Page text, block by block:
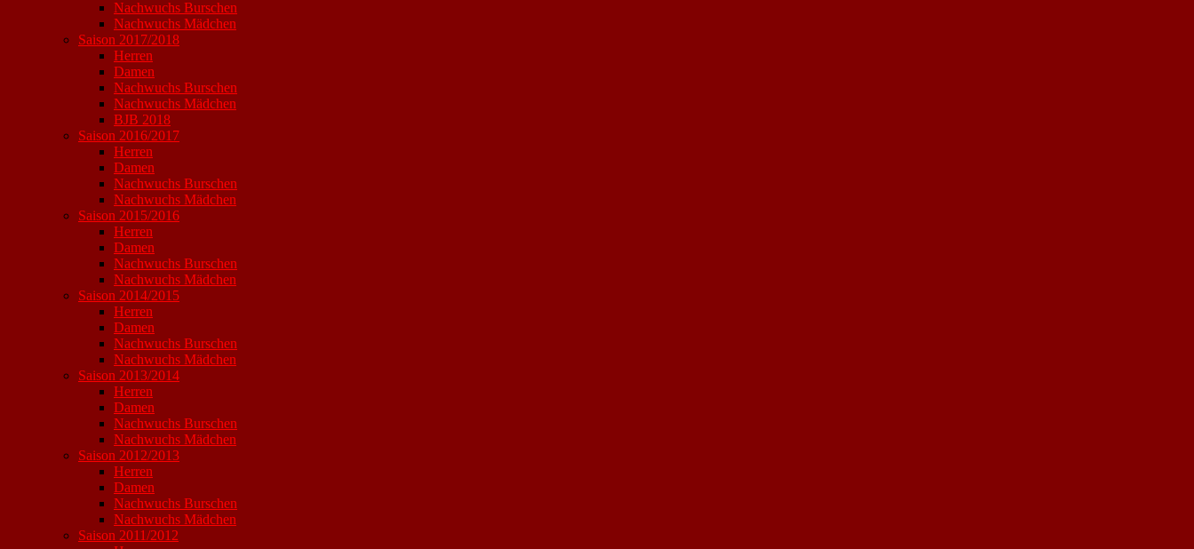
Nachwuchs Burschen
Nachwuchs Mädchen
Saison 2017/2018
Herren
Damen
Nachwuchs Burschen
Nachwuchs Mädchen
BJB 2018
Saison 2016/2017
Herren
Damen
Nachwuchs Burschen
Nachwuchs Mädchen
Saison 2015/2016
Herren
Damen
Nachwuchs Burschen
Nachwuchs Mädchen
Saison 2014/2015
Herren
Damen
Nachwuchs Burschen
Nachwuchs Mädchen
Saison 2013/2014
Herren
Damen
Nachwuchs Burschen
Nachwuchs Mädchen
Saison 2012/2013
Herren
Damen
Nachwuchs Burschen
Nachwuchs Mädchen
Saison 2011/2012